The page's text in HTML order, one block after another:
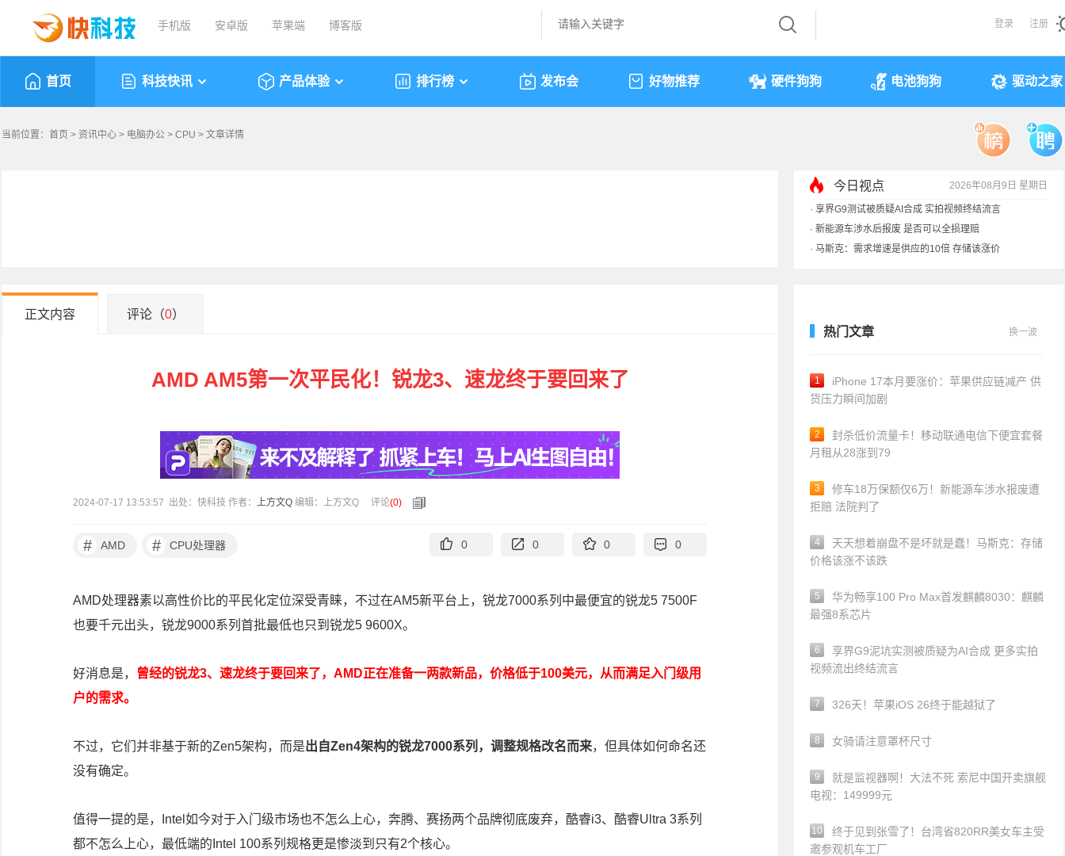
手机版 安卓版 苹果端 博客版 登录 注册
首页 科技快讯 产品体验 排行榜 发布会 好物推荐 硬件狗狗 电池狗狗 驱动之家
当前位置： 首页 > 资讯中心 > 电脑办公 > CPU > 文章详情
今日视点 2026年08月9日 星期日
· 享界G9测试被质疑AI合成 实拍视频终结流言
· 新能源车涉水后报废 是否可以全损理赔
· 马斯克：需求增速是供应的10倍 存储该涨价
正文内容 评论（0）
AMD AM5第一次平民化！锐龙3、速龙终于要回来了
2024-07-17 13:53:57 出处：快科技 作者： 上方文Q 编辑：上方文Q 评论(0)
# AMD # CPU处理器 0 0 0 0
AMD处理器素以高性价比的平民化定位深受青睐，不过在AM5新平台上，锐龙7000系列中最便宜的锐龙5 7500F
也要千元出头，锐龙9000系列首批最低也只到锐龙5 9600X。
好消息是，
曾经的锐龙3、速龙终于要回来了，AMD正在准备一两款新品，价格低于100美元，从而满足入门级用
户的需求。
不过，它们并非基于新的Zen5架构，而是出自Zen4架构的锐龙7000系列，调整规格改名而来，但具体如何命名还
没有确定。
值得一提的是，Intel如今对于入门级市场也不怎么上心，奔腾、赛扬两个品牌彻底废弃，酷睿i3、酷睿Ultra 3系列
都不怎么上心，最低端的Intel 100系列规格更是惨淡到只有2个核心。
热门文章 换一波
1
iPhone 17本月要涨价：苹果供应链减产 供
货压力瞬间加剧
2
封杀低价流量卡！移动联通电信下便宜套餐
月租从28涨到79
3
修车18万保额仅6万！新能源车涉水报废遭
拒赔 法院判了
4
天天想着崩盘不是坏就是蠢！马斯克：存储
价格该涨不该跌
5
华为畅享100 Pro Max首发麒麟8030：麒麟
最强8系芯片
6
享界G9泥坑实测被质疑为AI合成 更多实拍
视频流出终结流言
7 326天！苹果iOS 26终于能越狱了
8 女骑请注意罩杯尺寸
9
就是监视器啊！大法不死 索尼中国开卖旗舰
电视：149999元
10
终于见到张雪了！台湾省820RR美女车主受
邀参观机车工厂